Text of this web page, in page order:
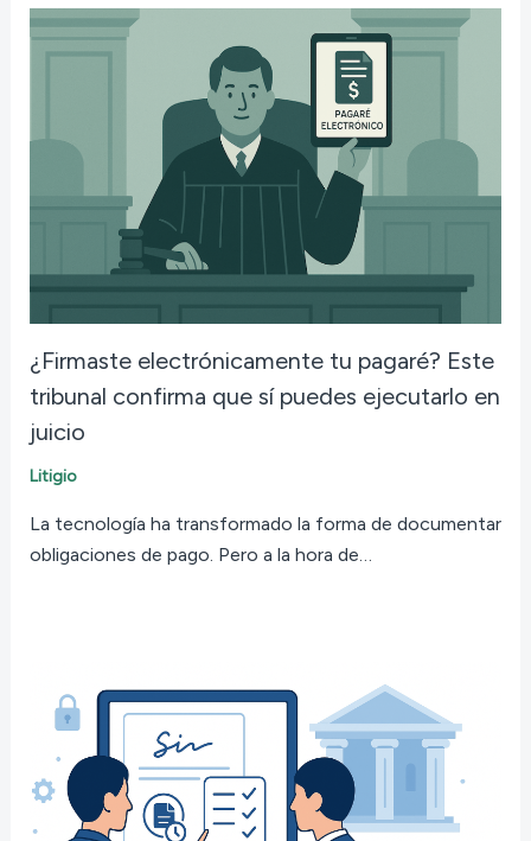
¿Firmaste electrónicamente tu pagaré? Este
tribunal confirma que sí puedes ejecutarlo en
juicio
Litigio
La tecnología ha transformado la forma de documentar
obligaciones de pago. Pero a la hora de…